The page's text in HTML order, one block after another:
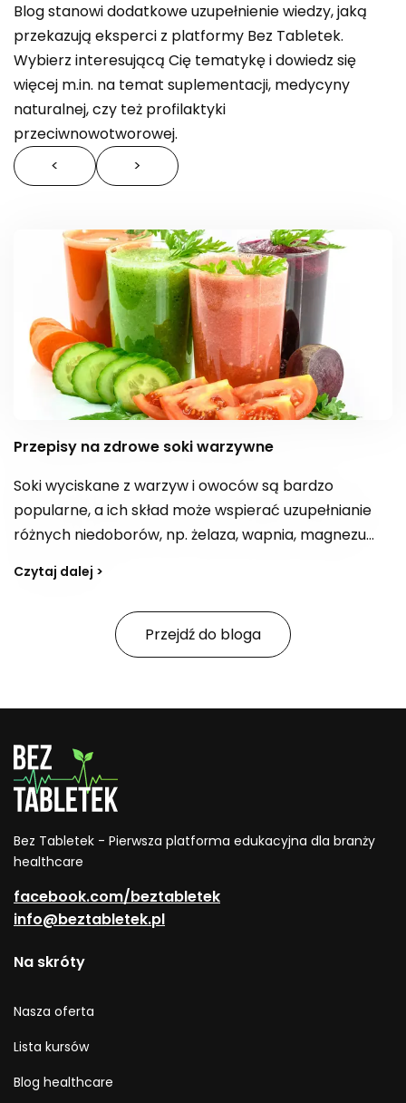
Blog stanowi dodatkowe uzupełnienie wiedzy, jaką
przekazują eksperci z platformy Bez Tabletek.
Wybierz interesującą Cię tematykę i dowiedz się
więcej m.in. na temat suplementacji, medycyny
naturalnej, czy też profilaktyki
przeciwnowotworowej.
<
>
Przepisy na zdrowe soki warzywne
Soki wyciskane z warzyw i owoców są bardzo
popularne, a ich skład może wspierać uzupełnianie
różnych niedoborów, np. żelaza, wapnia, magnezu
zależności od kompozycji bywają postrzegane jako
„bomba witaminowa” z witaminami z grupy B,
witaminą E i C. Jak tworzyć przepisy na smaczne,
zdrowe soki i na co zwracać uwagę, jeśli celem jest
toksyn?
Czytaj dalej >
Przejdź do bloga
Bez Tabletek - Pierwsza platforma edukacyjna dla branży
healthcare
facebook.com/beztabletek
info@beztabletek.pl
Na skróty
Nasza oferta
Lista kursów
Blog healthcare